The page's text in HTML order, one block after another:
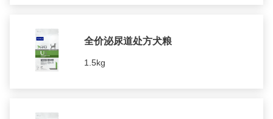
全价泌尿道处方犬粮
1.5kg